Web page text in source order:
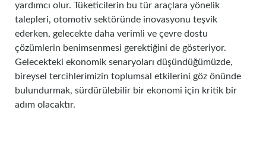
yardımcı olur. Tüketicilerin bu tür araçlara yönelik
talepleri, otomotiv sektöründe inovasyonu teşvik
ederken, gelecekte daha verimli ve çevre dostu
çözümlerin benimsenmesi gerektiğini de gösteriyor.
Gelecekteki ekonomik senaryoları düşündüğümüzde,
bireysel tercihlerimizin toplumsal etkilerini göz önünde
bulundurmak, sürdürülebilir bir ekonomi için kritik bir
adım olacaktır.